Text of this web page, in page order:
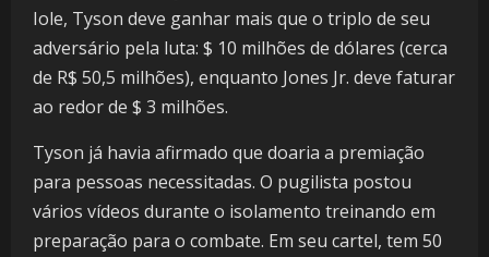
Iole, Tyson deve ganhar mais que o triplo de seu
adversário pela luta: $ 10 milhões de dólares (cerca
de R$ 50,5 milhões), enquanto Jones Jr. deve faturar
ao redor de $ 3 milhões.
Tyson já havia afirmado que doaria a premiação
para pessoas necessitadas. O pugilista postou
vários vídeos durante o isolamento treinando em
preparação para o combate. Em seu cartel, tem 50